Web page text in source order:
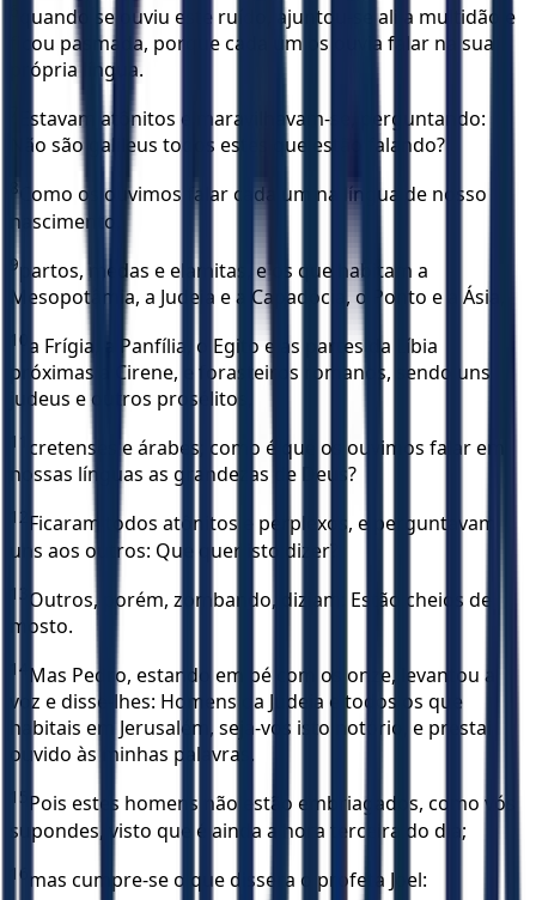
quando se ouviu este ruído, ajuntou-se ali a multidão e
ficou pasmada, porque cada um os ouvia falar na sua
própria língua.
Estavam atônitos e maravilhavam-se, perguntando:
Não são galileus todos estes que estão falando?
8
Como os ouvimos falar cada um na língua de nosso
nascimento,
9partos, medas e elamitas, e os que habitam a
Mesopotâmia, a Judeia e a Capadócia, o Ponto e a Ásia,
10 a Frígia, a Panfília, o Egito e as partes da Líbia
próximas a Cirene, e forasteiros romanos, sendo uns
judeus e outros prosélitos,
11
cretenses e árabes; como é que os ouvimos falar em
nossas línguas as grandezas de Deus?
12 Ficaram todos atônitos e perplexos, e perguntavam
uns aos outros: Que quer isto dizer?
13 Outros, porém, zombando, diziam: Estão cheios de
mosto.
14 Mas Pedro, estando em pé com os onze, levantou a
voz e disse-lhes: Homens da Judeia e todos os que
habitais em Jerusalém, seja-vos isto notório, e prestai
ouvido às minhas palavras.
15 Pois estes homens não estão embriagados, como vós
supondes, visto que é ainda a hora terceira do dia;
16 mas cumpre-se o que dissera o profeta Joel: